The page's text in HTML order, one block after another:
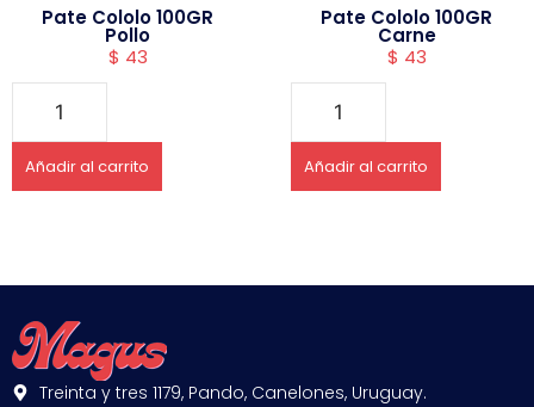
Pate Cololo 100GR
Pollo
$ 43
Añadir al carrito
Pate Cololo 100GR
Carne
$ 43
Añadir al carrito
Treinta y tres 1179, Pando, Canelones, Uruguay.